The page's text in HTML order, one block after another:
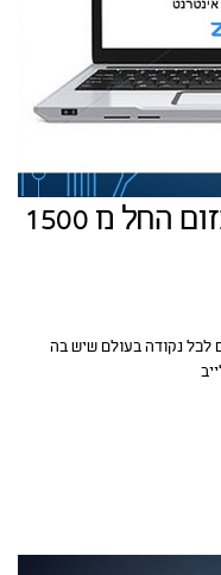
מגוון גדול של הרצאות בזום החל מ 1500
לכל נקודה בעולם שיש בה